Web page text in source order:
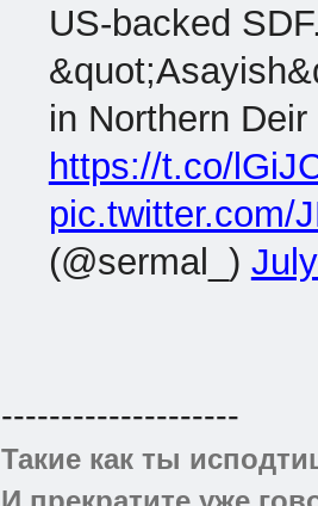
US-backed
in Northern
https://t.co/
pic.twitter.com/
(@sermal_)
--------------------
Такие как ты